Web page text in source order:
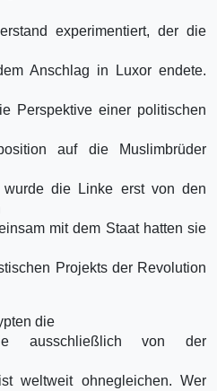
experimentiert, der die
Anschlag in Luxor endete.
Perspektive einer politischen
auf die Muslimbrüder
die Linke erst von den
mit dem Staat hatten sie
Projekts der Revolution
die
die ausschließlich von der
weltweit ohnegleichen. Wer